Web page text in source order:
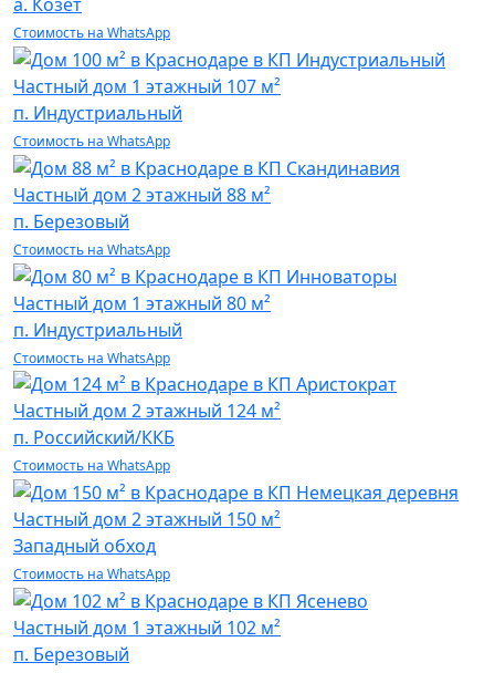
а. Козет
Стоимость на WhatsApp
Частный дом 1 этажный 107 м²
п. Индустриальный
Стоимость на WhatsApp
Частный дом 2 этажный 88 м²
п. Березовый
Стоимость на WhatsApp
Частный дом 1 этажный 80 м²
п. Индустриальный
Стоимость на WhatsApp
Частный дом 2 этажный 124 м²
п. Российский/ККБ
Стоимость на WhatsApp
Частный дом 2 этажный 150 м²
Западный обход
Стоимость на WhatsApp
Частный дом 1 этажный 102 м²
п. Березовый